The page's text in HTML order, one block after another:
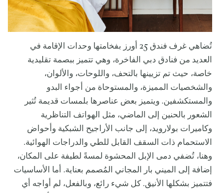
تُضاهي غرف فندق 25 أورز بفخامتها وحدات الإقامة في
العديد من فنادق دبي الفاخرة، وهي تتميز ببصمة تقليدية
خاصة، حيث تم تزيينها بالتحف، واللوحات، والألوان،
والشخصيات المميزة، والمستوحاة من أجواء البدو
والمستكشفين. ويتميز بعض عناصرها بلمسات قديمة تُثير
الشعور بالحنين إلى الماضي، مثل الهواتف التناظرية
وكاميرات بولارويد، إلى جانب الأراجيح الشبكية وأحواض
الاستحمام ذات السقف القابل للطي والدراجات الهوائية.
وهنا، تُضفي دمى الإبل المحشوة لمسةً لطيفة على المكان،
إضافة إلى الميني بار المجاني المُصمم بعناية. أما الأساسيات
فتتميز بشكلها الأنيق. كل شيء رائع، وبالفعل، لم أواجه أي